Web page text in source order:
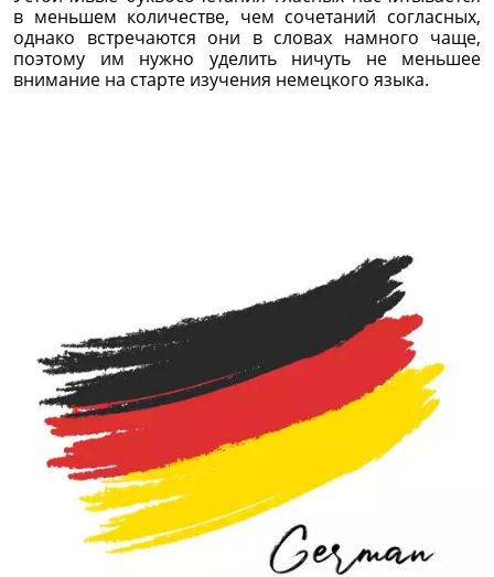
в меньшем количестве, чем сочетаний согласных,
однако встречаются они в словах намного чаще,
поэтому им нужно уделить ничуть не меньшее
внимание на старте изучения немецкого языка.